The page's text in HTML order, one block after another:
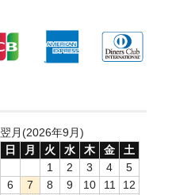
翌月(2026年9月)
日
月 火 水 木 金
土
1
2 3 4
5
6
7 8 9 10 11
12